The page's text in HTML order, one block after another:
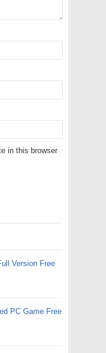
in this browser
Version Free
PC Game Free